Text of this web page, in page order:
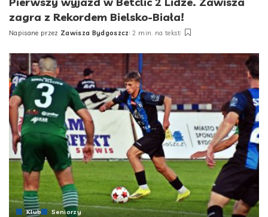
zagra z Rekordem Bielsko-Biała!
Posted
Napisane przez Zawisza Bydgoszcz 2 min. na tekst
Klub Seniorzy